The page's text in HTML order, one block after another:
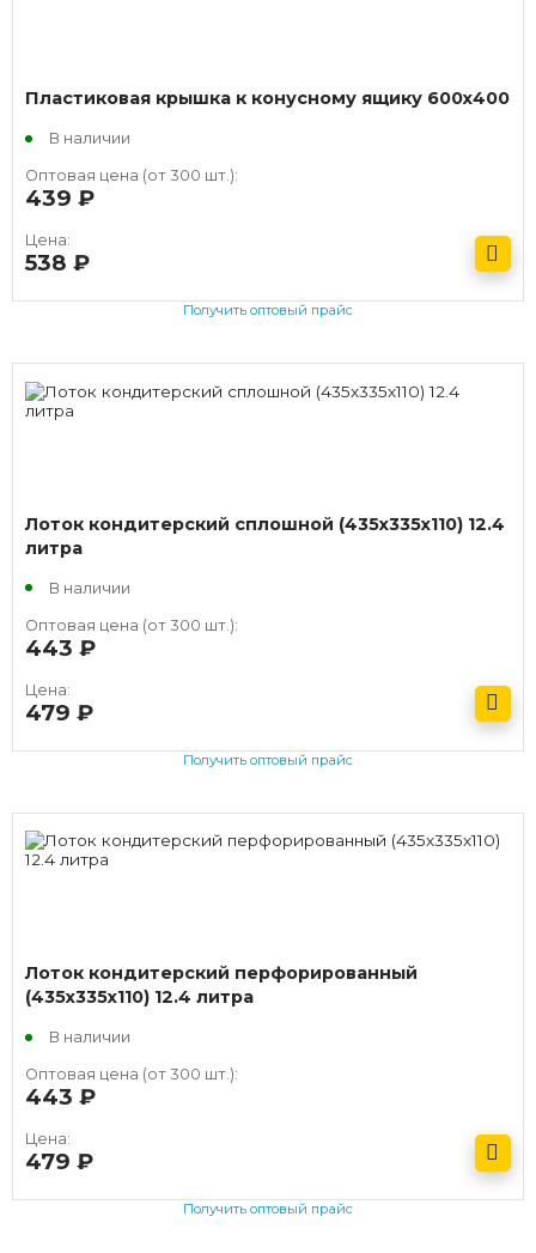
Пластиковая крышка к конусному ящику 600х400
В наличии
Оптовая цена (от 300 шт.):
439
Цена:
538
Получить оптовый прайс
Лоток кондитерский сплошной (435х335х110) 12.4
литра
В наличии
Оптовая цена (от 300 шт.):
443
Цена:
479
Получить оптовый прайс
Лоток кондитерский перфорированный
(435х335х110) 12.4 литра
В наличии
Оптовая цена (от 300 шт.):
443
Цена:
479
Получить оптовый прайс